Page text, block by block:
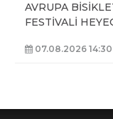
AVRUPA
FESTİVALİ
07.08.2026 14:30